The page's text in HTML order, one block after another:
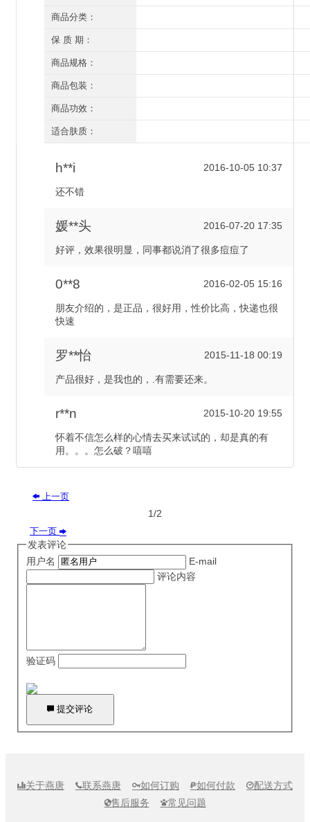
深圳
商品分类：
套装
保 质 期：
三年（开封后一年）
商品规格：
四件套
商品包装：
有外盒/有塑封
商品功效：
祛痘粉刺 祛疤祛印 损伤修复
适合肤质：
h**i 2016-10-05 10:37
还不错
媛**头 2016-07-20 17:35
好评，效果很明显，同事都说消了很多痘痘了
0**8 2016-02-05 15:16
朋友介绍的，是正品，很好用，性价比高，快递也很
快速
罗**怡 2015-11-18 00:19
产品很好，是我也的，.有需要还来。
r**n 2015-10-20 19:55
怀着不信怎么样的心情去买来试试的，却是真的有
用。。。怎么破？嘻嘻
 上一页
1/2
下一页 
发表评论
用户名
E-mail
评论内容
验证码
 提交评论
关于燕唐 联系燕唐 如何订购 如何付款 配送方式
售后服务 常见问题